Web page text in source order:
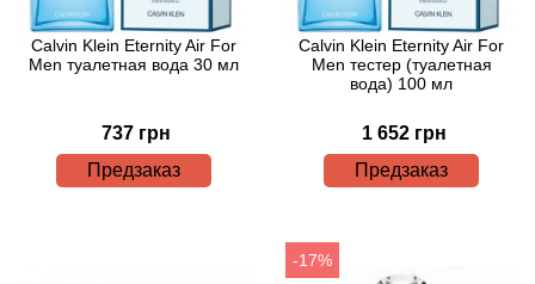
Calvin Klein Eternity Air For
Men туалетная вода 30 мл
737 грн
Предзаказ
Calvin Klein Eternity Air For
Men тестер (туалетная
вода) 100 мл
1 652 грн
Предзаказ
-17%
Amouage
Andre L'Arom